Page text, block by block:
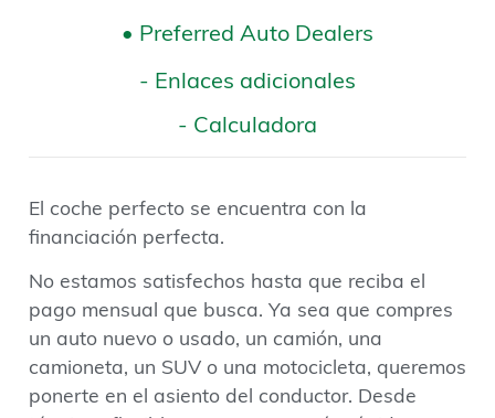
• Preferred Auto Dealers
- Enlaces adicionales
- Calculadora
El coche perfecto se encuentra con la
financiación perfecta.
No estamos satisfechos hasta que reciba el
pago mensual que busca. Ya sea que compres
un auto nuevo o usado, un camión, una
camioneta, un SUV o una motocicleta, queremos
ponerte en el asiento del conductor. Desde